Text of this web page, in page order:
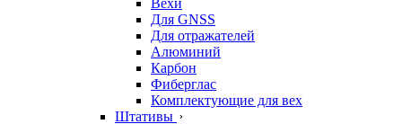
Вехи
Для GNSS
Для отражателей
Алюминий
Карбон
Фиберглас
Комплектующие для вех
Штативы